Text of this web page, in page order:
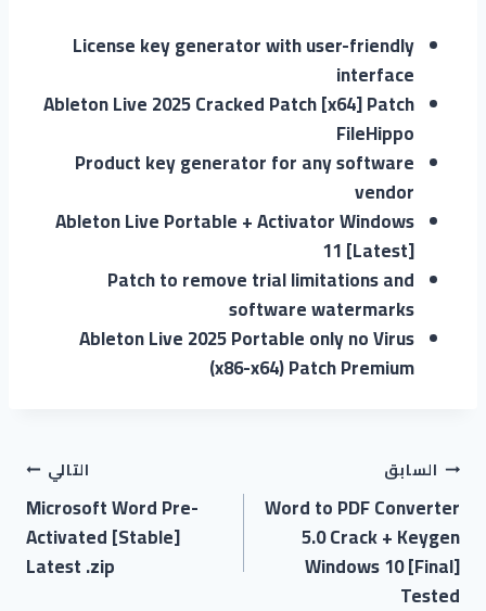
License key generator with user-friendly
interface
Ableton Live 2025 Cracked Patch [x64] Patch
FileHippo
Product key generator for any software
vendor
Ableton Live Portable + Activator Windows
11 [Latest]
Patch to remove trial limitations and
software watermarks
Ableton Live 2025 Portable only no Virus
(x86-x64) Patch Premium
السابق
Word to PDF Converter
5.0 Crack + Keygen
Windows 10 [Final]
Tested
التالي
Microsoft Word Pre-
Activated [Stable]
Latest .zip